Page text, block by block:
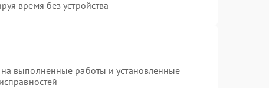
время без устройства
выполненные работы и установленные